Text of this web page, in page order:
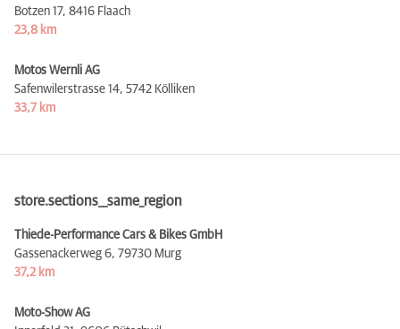
Botzen 17, 8416 Flaach
23,8 km
Motos Wernli AG
Safenwilerstrasse 14, 5742 Kölliken
33,7 km
store.sections__same_region
Thiede-Performance Cars & Bikes GmbH
Gassenackerweg 6, 79730 Murg
37,2 km
Moto-Show AG